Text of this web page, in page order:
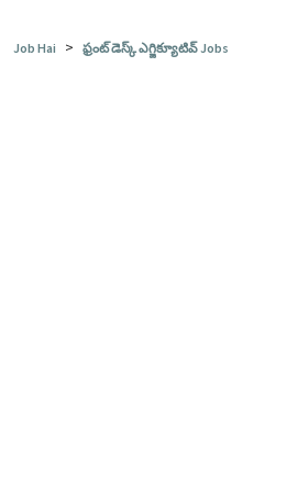
Job Hai > ఫ్రంట్ డెస్క్ ఎగ్జిక్యూటివ్ Jobs